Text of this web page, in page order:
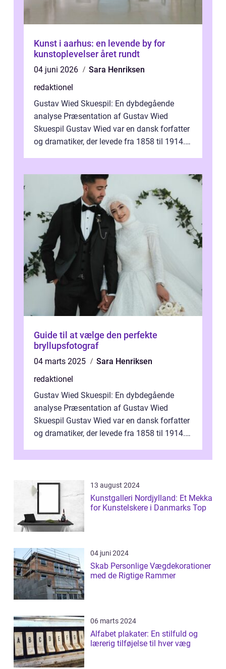
Kunst i aarhus: en levende by for
kunstoplevelser året rundt
04 juni 2026
Sara Henriksen
redaktionel
Gustav Wied Skuespil: En dybdegående
analyse Præsentation af Gustav Wied
Skuespil Gustav Wied var en dansk forfatter
og dramatiker, der levede fra 1858 til 1914.
Guide til at vælge den perfekte
bryllupsfotograf
04 marts 2025
Sara Henriksen
redaktionel
Gustav Wied Skuespil: En dybdegående
analyse Præsentation af Gustav Wied
Skuespil Gustav Wied var en dansk forfatter
og dramatiker, der levede fra 1858 til 1914.
13 august 2024
Kunstgalleri Nordjylland: Et Mekka
for Kunstelskere i Danmarks Top
04 juni 2024
Skab Personlige Vægdekorationer
med de Rigtige Rammer
06 marts 2024
Alfabet plakater: En stilfuld og
lærerig tilføjelse til hver væg